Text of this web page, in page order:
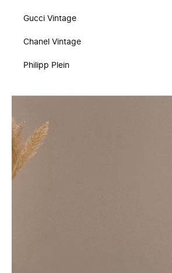
Gucci Vintage
Chanel Vintage
Philipp Plein